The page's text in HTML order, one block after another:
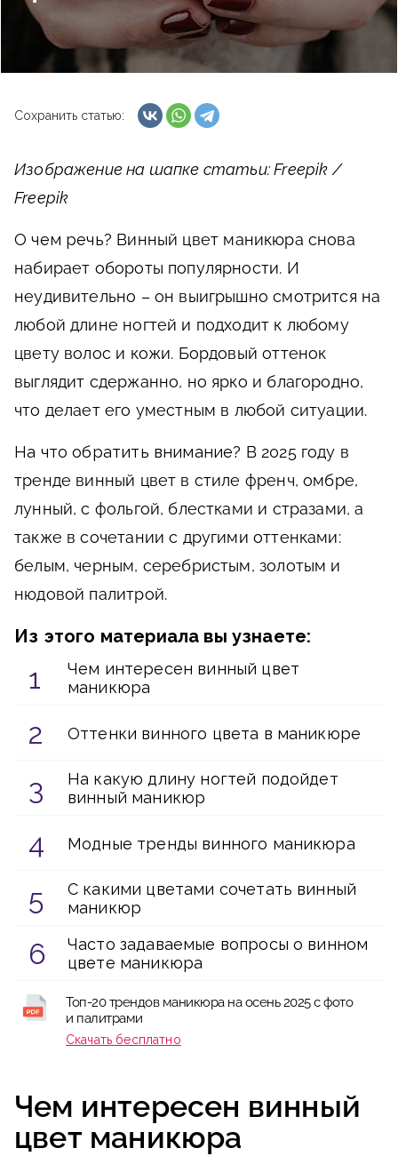
Сохранить статью:
Изображение на шапке статьи: Freepik /
Freepik
О чем речь? Винный цвет маникюра снова
набирает обороты популярности. И
неудивительно – он выигрышно смотрится на
любой длине ногтей и подходит к любому
цвету волос и кожи. Бордовый оттенок
выглядит сдержанно, но ярко и благородно,
что делает его уместным в любой ситуации.
На что обратить внимание? В 2025 году в
тренде винный цвет в стиле френч, омбре,
лунный, с фольгой, блестками и стразами, а
также в сочетании с другими оттенками:
белым, черным, серебристым, золотым и
нюдовой палитрой.
Из этого материала вы узнаете:
Чем интересен винный цвет
маникюра
Оттенки винного цвета в маникюре
На какую длину ногтей подойдет
винный маникюр
Модные тренды винного маникюра
С какими цветами сочетать винный
маникюр
Часто задаваемые вопросы о винном
цвете маникюра
Топ-20 трендов маникюра на осень 2025 с фото
и палитрами
Скачать бесплатно
Чем интересен винный
цвет маникюра